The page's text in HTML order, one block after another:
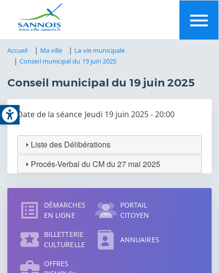
Open toolbar
Accueil Ma ville
La vie municipale
Conseil municipal du 19 juin 2025
Conseil municipal du 19 juin 2025
Date de la séance Jeudi 19 juin 2025 - 20:00
Liste des Délibérations
Procés-Verbal du CM du 27 mai 2025
direct
DÉMARCHES
EN LIGNE
PORTAIL
CITOYEN
BILLETTERIE
CULTURELLE
ANNUAIRES
OFFRES